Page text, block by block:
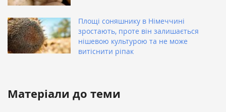
Площі соняшнику в Німеччині
зростають, проте він залишається
нішевою культурою та не може
витіснити ріпак
Матеріали до теми